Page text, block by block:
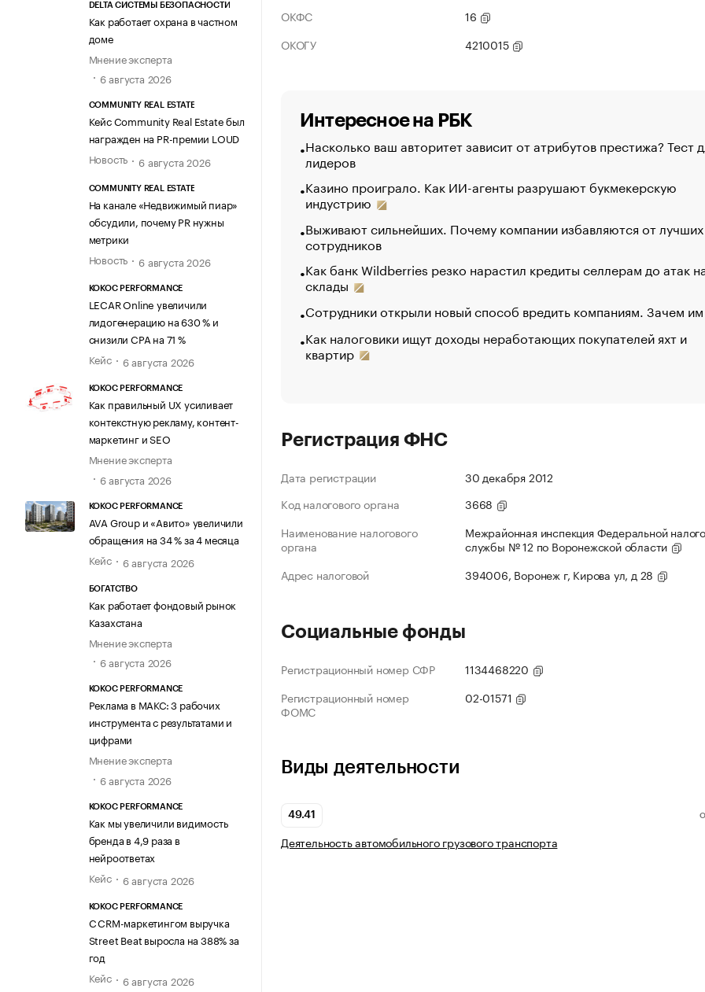
DELTA СИСТЕМЫ БЕЗОПАСНОСТИ
Как работает охрана в частном
доме
Мнение эксперта
6 августа 2026
COMMUNITY REAL ESTATE
Кейс Community Real Estate был
награжден на PR-премии LOUD
Новость
6 августа 2026
COMMUNITY REAL ESTATE
На канале «Недвижимый пиар»
обсудили, почему PR нужны
метрики
Новость
6 августа 2026
KOKOC PERFORMANCE
LECAR Online увеличили
лидогенерацию на 630 % и
снизили CPA на 71 %
Кейс
6 августа 2026
KOKOC PERFORMANCE
Как правильный UX усиливает
контекстную рекламу, контент-
маркетинг и SEO
Мнение эксперта
6 августа 2026
KOKOC PERFORMANCE
AVA Group и «Авито» увеличили
обращения на 34 % за 4 месяца
Кейс
6 августа 2026
БОГАТСТВО
Как работает фондовый рынок
Казахстана
Мнение эксперта
6 августа 2026
KOKOC PERFORMANCE
Реклама в МАКС: 3 рабочих
инструмента с результатами и
цифрами
Мнение эксперта
6 августа 2026
KOKOC PERFORMANCE
Как мы увеличили видимость
бренда в 4,9 раза в
нейроответах
Кейс
6 августа 2026
KOKOC PERFORMANCE
С CRM-маркетингом выручка
Street Beat выросла на 388% за
год
Кейс
6 августа 2026
ОКФС
16
ОКОГУ
4210015
Интересное на РБК
Насколько ваш авторитет зависит от атрибутов престижа? Тест
лидеров
Казино проиграло. Как ИИ-агенты разрушают букмекерскую
индустрию
Выживают сильнейших. Почему компании избавляются от лучших
сотрудников
Как банк Wildberries резко нарастил кредиты селлерам до атак
склады
Сотрудники открыли новый способ вредить компаниям. Зачем
Как налоговики ищут доходы неработающих покупателей яхт и
квартир
Регистрация ФНС
Дата регистрации
30 декабря 2012
Код налогового органа
3668
Наименование налогового
органа
Межрайонная инспекция Федеральной
службы № 12 по Воронежской области
Адрес налоговой
394006, Воронеж г, Кирова ул, д 28
Социальные фонды
Регистрационный номер СФР
1134468220
Регистрационный номер
ФОМС
02-01571
Виды деятельности
49.41
Деятельность автомобильного грузового транспорта